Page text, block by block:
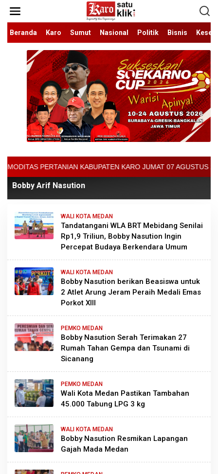
konten
Beranda
Karo Sumut Nasional Politik Bisnis
KABUPATEN KARO JUMAT 07 AGUSTUS 2026 - ARCIS
Bobby Arif Nasution
WALI KOTA MEDAN
Tandatangani WLA BRT Mebidang Senilai
Rp1,9 Triliun, Bobby Nasution Ingin
Percepat Budaya Berkendara Umum
WALI KOTA MEDAN
Bobby Nasution berikan Beasiswa untuk
2 Atlet Arung Jeram Peraih Medali Emas
Porkot XIII
PEMKO MEDAN
Bobby Nasution Serah Terimakan 27
Rumah Tahan Gempa dan Tsunami di
Sicanang
PEMKO MEDAN
Wali Kota Medan Pastikan Tambahan
45.000 Tabung LPG 3 kg
WALI KOTA MEDAN
Bobby Nasution Resmikan Lapangan
Gajah Mada Medan